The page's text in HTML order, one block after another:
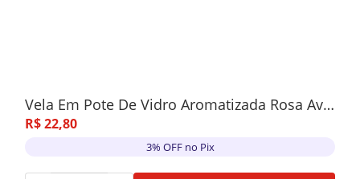
Vela Em Pote De Vidro Aromatizada Rosa Aveludada C/Tampa Cortiça 6,8x7,5cm
R$22,80
3% OFF no Pix